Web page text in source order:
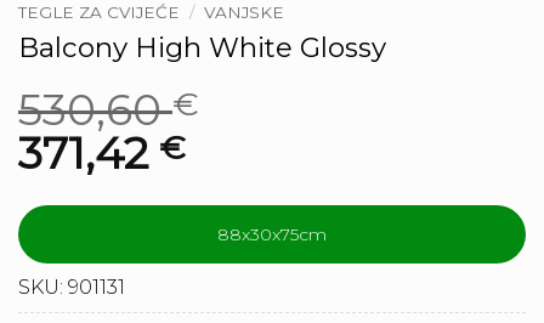
TEGLE ZA CVIJEĆE / VANJSKE
Balcony High White Glossy
530,60€
371,42 €
88x30x75cm
SKU: 901131